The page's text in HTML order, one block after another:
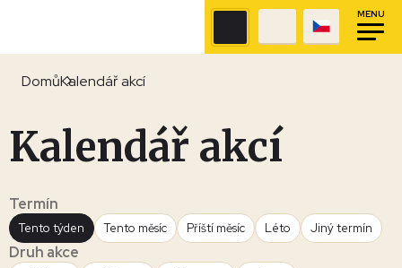
MENU
DomůKalendář akcí
Kalendář akcí
Termín
Tento týden Tento měsíc Příští měsíc Léto Jiný termín
Druh akce